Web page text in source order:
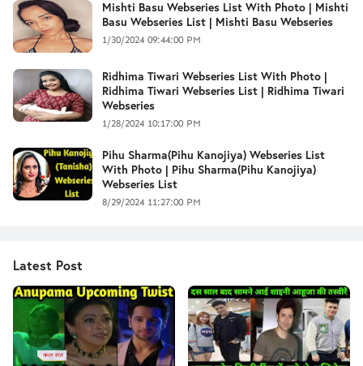
Mishti Basu Webseries List With Photo | Mishti
Basu Webseries List | Mishti Basu Webseries
1/30/2024 09:44:00 PM
Ridhima Tiwari Webseries List With Photo |
Ridhima Tiwari Webseries List | Ridhima Tiwari
Webseries
1/28/2024 10:17:00 PM
Pihu Sharma(Pihu Kanojiya) Webseries List
With Photo | Pihu Sharma(Pihu Kanojiya)
Webseries List
8/29/2024 11:27:00 PM
Latest Post